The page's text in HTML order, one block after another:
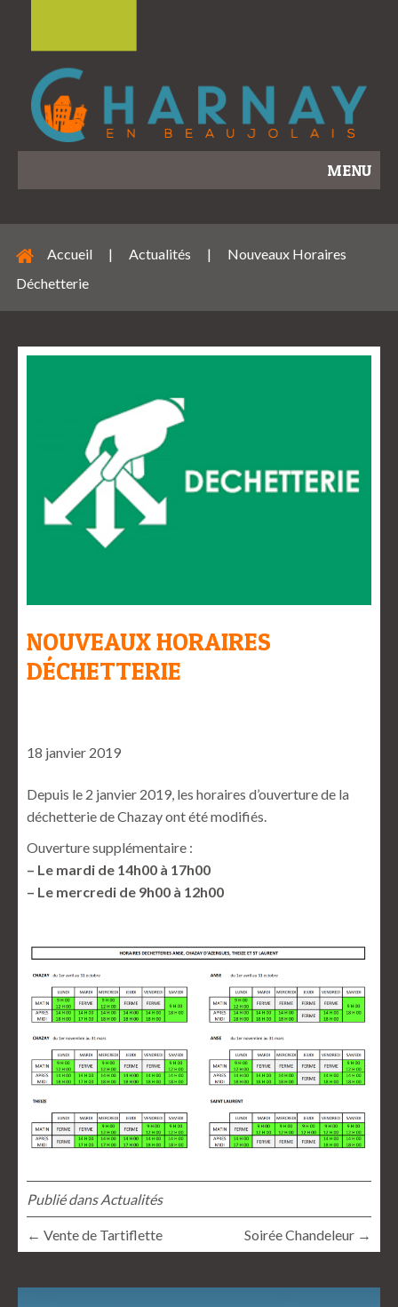
MENU
Accueil | Actualités |
Nouveaux Horaires
Déchetterie
NOUVEAUX HORAIRES
DÉCHETTERIE
18 janvier 2019
Depuis le 2 janvier 2019, les horaires d’ouverture de la
déchetterie de Chazay ont été modifiés.
Ouverture supplémentaire :
– Le mardi de 14h00 à 17h00
– Le mercredi de 9h00 à 12h00
Publié dansActualités
← Vente de Tartiflette Soirée Chandeleur →